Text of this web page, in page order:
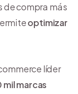
de compra más
optimizar
líder
mil marcas